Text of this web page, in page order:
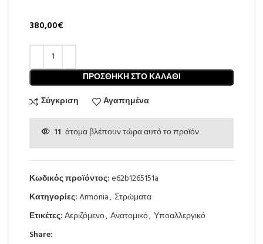
380,00€
ΠΡΟΣΘΉΚΗ ΣΤΟ ΚΑΛΆΘΙ
Σύγκριση
Αγαπημένα
11 άτομα βλέπουν τώρα αυτό το προϊόν
Κωδικός προϊόντος: e62b1265151a
Κατηγορίες:Armonia, Στρώματα
Ετικέτες:Αεριζόμενο, Ανατομικό, Υποαλλεργικό
Share: